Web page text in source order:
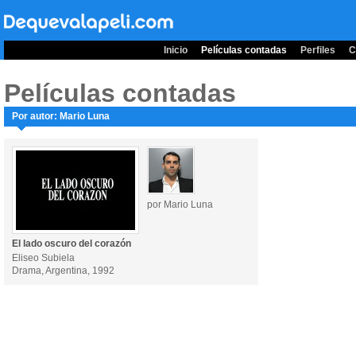
Inicio Películas contadas Perfiles
Películas contadas
Por autor: Mario Luna
por Mario Luna
El lado oscuro del corazón
Eliseo Subiela
Drama, Argentina, 1992